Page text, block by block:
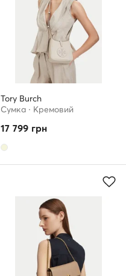
Tory Burch
Сумка · Кремовий
17 799 грн